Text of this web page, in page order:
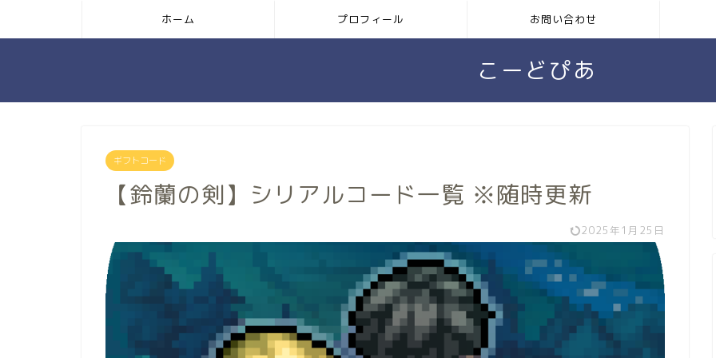
ホーム プロフィール お問い合わせ
こーどぴあ
ギフトコード
【鈴蘭の剣】シリアルコード一覧 ※随時更新
2025年1月25日